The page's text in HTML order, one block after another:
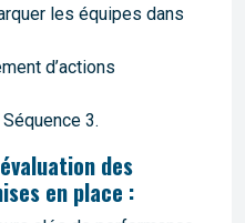
les équipes dans
d’actions
3.
des
en place :